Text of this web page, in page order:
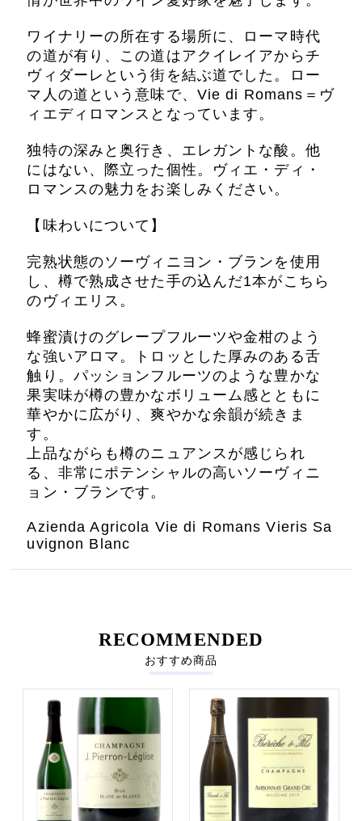
ワイナリーの所在する場所に、ローマ時代
の道が有り、この道はアクイレイアからチ
ヴィダーレという街を結ぶ道でした。ロー
マ人の道という意味で、Vie di Romans＝ヴ
ィエディロマンスとなっています。
独特の深みと奥行き、エレガントな酸。他
にはない、際立った個性。ヴィエ・ディ・
ロマンスの魅力をお楽しみください。
【味わいについて】
完熟状態のソーヴィニヨン・ブランを使用
し、樽で熟成させた手の込んだ1本がこちら
のヴィエリス。
蜂蜜漬けのグレープフルーツや金柑のよう
な強いアロマ。トロッとした厚みのある舌
触り。パッションフルーツのような豊かな
果実味が樽の豊かなボリューム感とともに
華やかに広がり、爽やかな余韻が続きま
す。
上品ながらも樽のニュアンスが感じられ
る、非常にポテンシャルの高いソーヴィニ
ョン・ブランです。
Azienda Agricola Vie di Romans Vieris Sa
uvignon Blanc
RECOMMENDED
おすすめ商品